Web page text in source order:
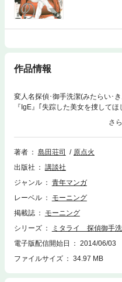
作品情報
変人名探偵･御手洗潔(みたらい･
『IgE』｢失踪した美女を捜して
と、｢何度も同じ便器が壊される
何の関係性も見出せない二つの
『疾走する死者』嵐の中、高級
マーを囲む会が開かれたが、停電
されたが……。
著者 島田荘司
原点火
出版社
講談社
ジャンル
青年マンガ
レーベル
モーニング
掲載誌
モーニング
シリーズ
ミタライ 探偵御手
電子版配信開始日
2014/06/03
ファイルサイズ
34.97 MB